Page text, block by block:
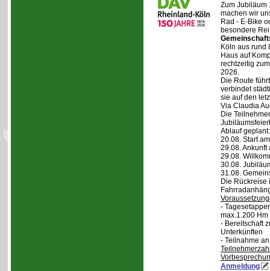
Zum Jubiläum
machen wir
Rad - E-Bike
besondere
Köln aus rund
Haus auf
rechtzeitig
2026.
Die Route
verbindet
sie auf den
Via Claudia
Die
Ablauf geplant:
20.08. Start
29.08. Ankunft
29.08.
30.08.
31.08.
Die Rückreise
-
max.1.200 Hm
- Bereitschaft
Unterkünften
- Teilnahme
Anmeldung